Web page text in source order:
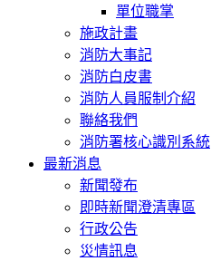
單位職掌
施政計畫
消防大事記
消防白皮書
消防人員服制介紹
聯絡我們
消防署核心識別系統
最新消息
新聞發布
即時新聞澄清專區
行政公告
災情訊息